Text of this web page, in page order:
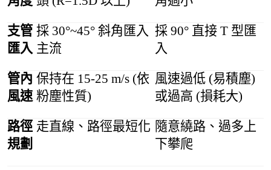
支管
匯入
採 30°~45° 斜角匯入
主流
採 90° 直接 T 型匯
入
管內
風速
保持在 15-25 m/s (依
粉塵性質)
風速過低 (易積塵)
或過高 (損耗大)
路徑
規劃
走直線、路徑最短化 隨意繞路、過多上
下攀爬